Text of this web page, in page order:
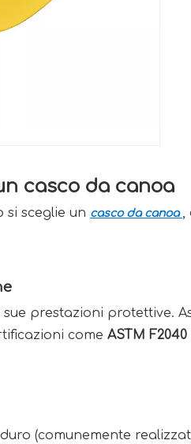
casco da canoa
si sceglie un casco da canoa ,
prestazioni protettive.
come ASTM F2040
(comunemente